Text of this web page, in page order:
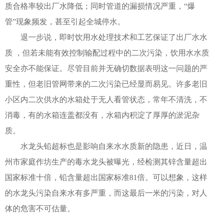
质合格率较出厂水降低；同时管道的漏损情况严重，“爆
管”现象频发，甚至引起全城停水。
退一步说，即时饮用水处理技术和工艺保证了出厂水水
质 ，但若未能有效控制输配过程中的二次污染，饮用水水质
安全亦不能保证。尽管目前并无确切数据表明这一问题的严
重性，但老旧管网带来的二次污染已经显而易见。许多老旧
小区内二次供水的水箱处于无人看管状态，常年不清洗，不
消毒，有的水箱连盖都没有，水箱内积淀了厚厚的淤泥杂
质。
水龙头铅超标也是影响自来水水质新的隐患，近日，温
州市家庭作坊生产的毒水龙头被曝光，经检测其锌含量超出
国家标准十倍，铅含量超出国家标准81倍。可以想象，这样
的水龙头污染自来水有多严重，而这最后一米的污染，对人
体的危害不可估量。